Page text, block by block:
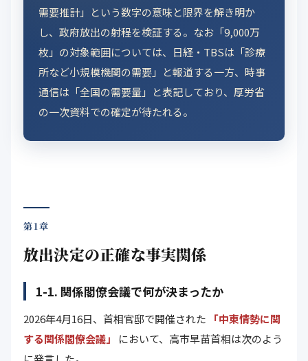
需要推計」という数字の意味と限界を解き明か
し、政府放出の射程を検証する。なお「9,000万
枚」の対象範囲については、日経・TBSは「診療
所など小規模機関の需要」と報道する一方、時事
通信は「全国の需要量」と表記しており、厚労省
の一次資料での確定が待たれる。
第1章
放出決定の正確な事実関係
1-1. 関係閣僚会議で何が決まったか
2026年4月16日、首相官邸で開催された
「中東情勢に関
する関係閣僚会議」
において、高市早苗首相は次のよう